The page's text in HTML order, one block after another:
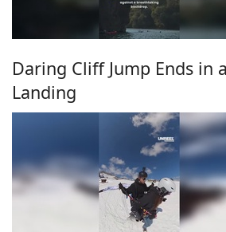
Daring Cliff Jump Ends in
Landing